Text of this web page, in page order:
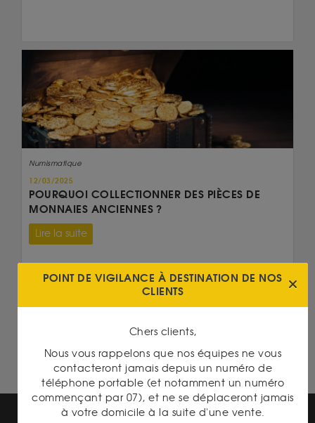
Numismatique
12/03/2025
POURQUOI COLLECTIONNER DES PIÈCES DE
MONNAIES ANCIENNES ?
Lire la suite
20 Francs Napoléon
POINT DE VIGILANCE À DESTINATION DE NOS
CLIENTS
Chers clients,
Nous vous rappelons que nos équipes ne vous
contacteront jamais depuis un numéro de
téléphone portable (et notamment un numéro
commençant par 07), et ne se déplaceront jamais
à votre domicile à la suite d'une vente.